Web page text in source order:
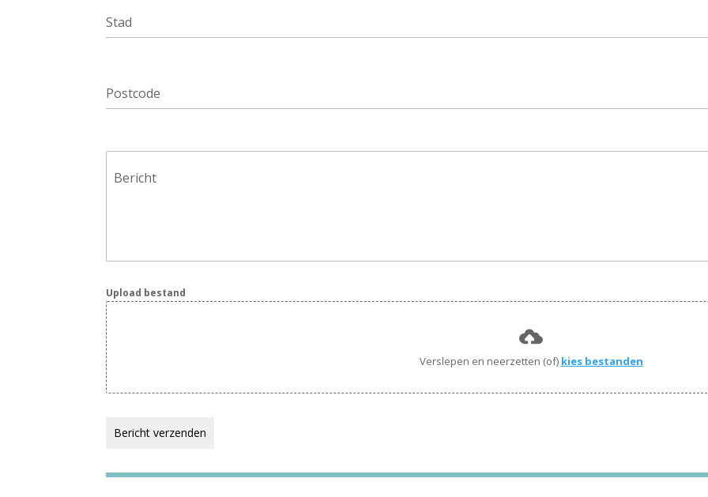
Stad
Postcode
Bericht
Upload bestand
Verslepen en neerzetten (of) kies bestanden
Bericht verzenden